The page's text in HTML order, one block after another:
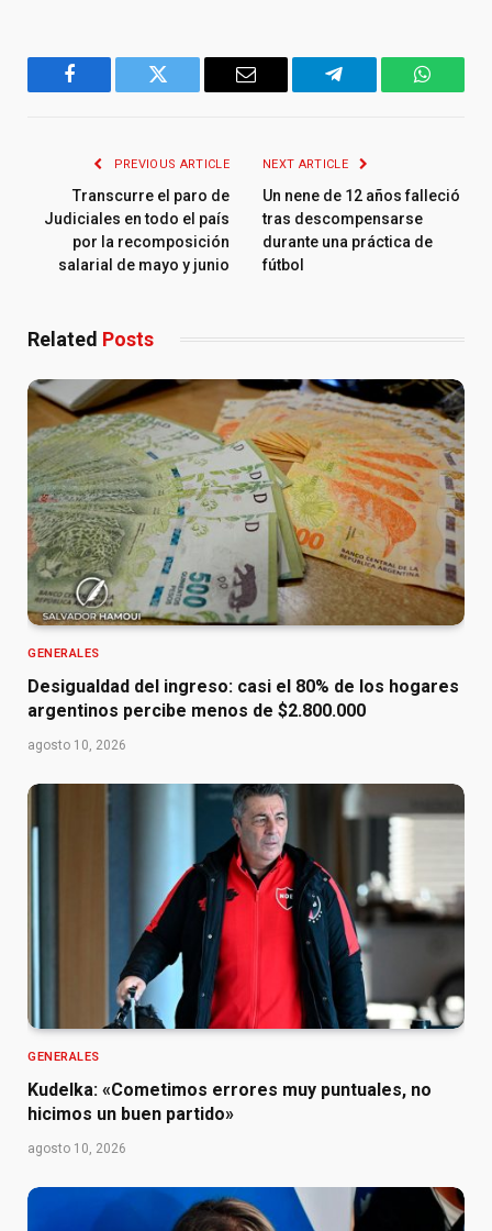
Facebook Twitter Email Telegram
PREVIOUS ARTICLE
Transcurre el paro de
Judiciales en todo el país
por la recomposición
salarial de mayo y junio
NEXT ARTICLE
Un nene de 12 años falleció
tras descompensarse
durante una práctica de
fútbol
Related Posts
GENERALES
Desigualdad del ingreso: casi el 80% de los hogares
argentinos percibe menos de $2.800.000
agosto 10, 2026
GENERALES
Kudelka: «Cometimos errores muy puntuales, no
hicimos un buen partido»
agosto 10, 2026